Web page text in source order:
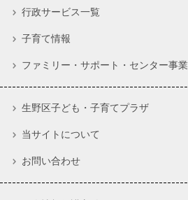
行政サービス一覧
子育て情報
ファミリー・サポート・センター事業
生野区子ども・子育てプラザ
当サイトについて
お問い合わせ